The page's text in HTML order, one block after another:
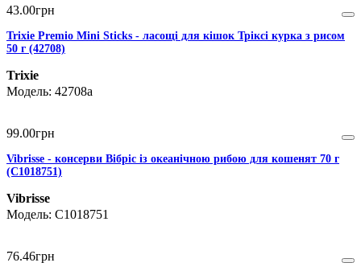
43.00грн
Trixie Premio Mini Sticks - ласощі для кішок Тріксі курка з рисом
50 г (42708)
Trixie
42708а
99.00грн
Vibrisse - консерви Вібріс із океанічною рибою для кошенят 70 г
(C1018751)
Vibrisse
C1018751
76.46грн